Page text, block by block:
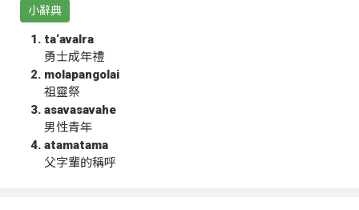
小辭典
ta‘avalra
勇士成年禮
molapangolai
祖靈祭
asavasavahe
男性青年
atamatama
父字輩的稱呼